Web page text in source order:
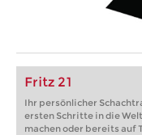
Fritz 21
Ihr persönlicher
ersten Schritte in die
machen oder bereits auf